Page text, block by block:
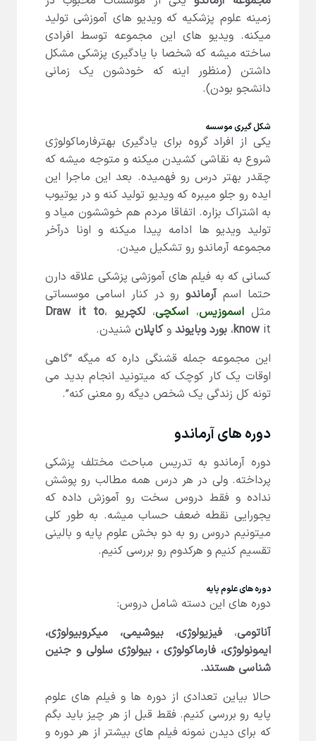
زمینه علوم پزشکیه که ویدیو های آموزشی تولید
میکنه. ویدیو های این مجموعه توسط افرادی
ساخته میشه که شخصا با یادگیری پزشکی مشکل
داشتن (منظور اینه که خودشون یک زمانی
دانشجو بودن).
شکل گیری موسسه
یکی از افراد گروه برای یادگیری بهترفارماکولوژی
شروع به نقاشی کشیدن میکنه و متوجه میشه که
چقدر بهتر درس رو فهمیده. بعد این ماجرا این
ایده رو جلو میبره که ویدیو تولید کنه و در یوتیوب
به اشتراک بزاره. اتفاقا مردم هم خوششون میاد و
تولید ویدیو ها ادامه پیدا میکنه و اونا درآخر
مجموعه آرماندو رو تشکیل میدن.
کسانی که به فیلم های آموزشی پزشکی علاقه دارن
حتما اسمآرماندورو در کنار اسامی موسساتی
مثلاسموزیس، اسکچی،لکچریو ،Draw it to
knowit، بورد وبایوند وکاپلان شنیدن.
این مجموعه جمله قشنگی داره که میگه “گاهی
اوقات یک کار کوچک که میتونید انجام بدید می
تونه کل زندگی یک شخص دیگه رو معنی کنه”.
دوره های آرماندو
دوره آرماندو به تدریس مباحث مختلف پزشکی
پرداخته. ولی در هر درس همه مطالب رو پوشش
نداده و فقط دروس سخت رو آموزش داده که
یجورایی نقطه ضعف حساب میشه. به طور کلی
میتونیم دروس رو به دو بخش علوم پایه و بالینی
تقسیم کنیم و هرکدوم رو بررسی کنیم.
دوره های علوم پایه
دوره های این دسته شامل دروس:
آناتومی، فیزیولوژی، بیوشیمی، میکروبیولوژی،
ایمونولوژی، فارماکولوژی ، بیولوژی سلولی و جنین
شناسی هستند.
حالا بیاین تعدادی از دوره ها و فیلم های علوم
پایه رو بررسی کنیم. فقط قبل از هر چیز باید بگم
که برای دیدن نمونه فیلم های بیشتر از هر دوره و